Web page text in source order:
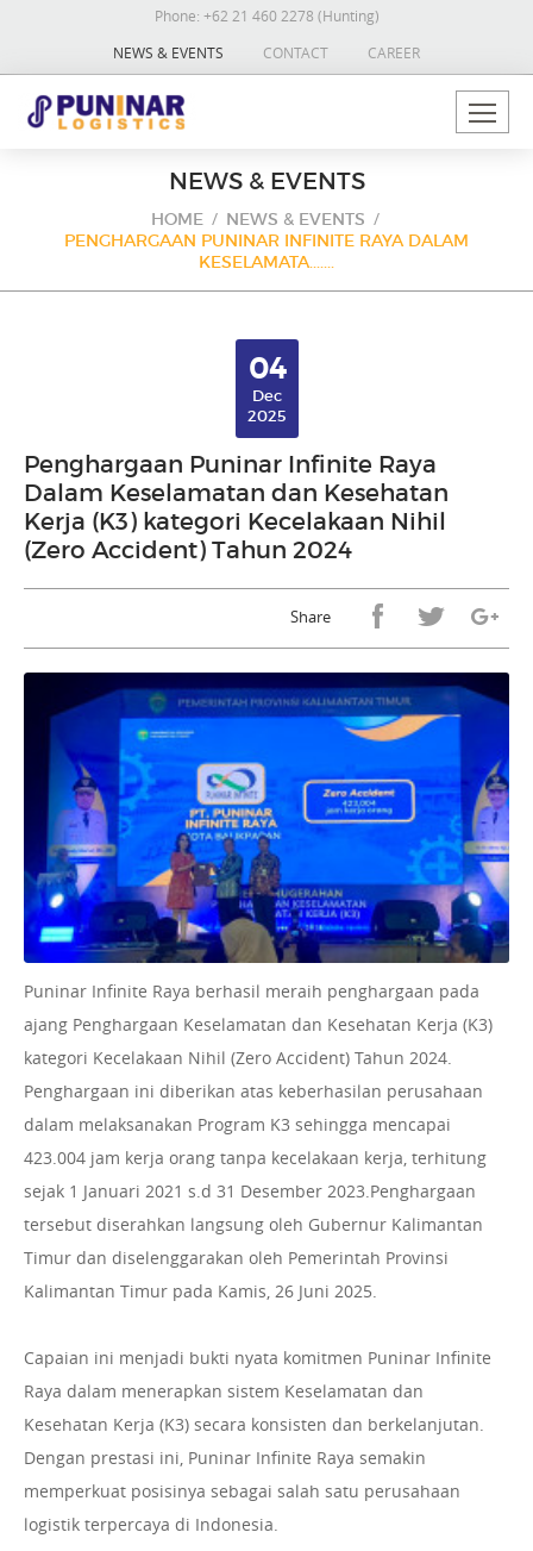
Phone: +62 21 460 2278 (Hunting)
NEWS & EVENTS
CONTACT CAREER
NEWS & EVENTS
HOME
NEWS & EVENTS
PENGHARGAAN PUNINAR INFINITE RAYA DALAM
KESELAMATA.......
04
Dec
2025
Penghargaan Puninar Infinite Raya
Dalam Keselamatan dan Kesehatan
Kerja (K3) kategori Kecelakaan Nihil
(Zero Accident) Tahun 2024
Share
Puninar Infinite Raya berhasil meraih penghargaan pada
ajang Penghargaan Keselamatan dan Kesehatan Kerja (K3)
kategori Kecelakaan Nihil (Zero Accident) Tahun 2024.
Penghargaan ini diberikan atas keberhasilan perusahaan
dalam melaksanakan Program K3 sehingga mencapai
423.004 jam kerja orang tanpa kecelakaan kerja, terhitung
sejak 1 Januari 2021 s.d 31 Desember 2023.Penghargaan
tersebut diserahkan langsung oleh Gubernur Kalimantan
Timur dan diselenggarakan oleh Pemerintah Provinsi
Kalimantan Timur pada Kamis, 26 Juni 2025.
Capaian ini menjadi bukti nyata komitmen Puninar Infinite
Raya dalam menerapkan sistem Keselamatan dan
Kesehatan Kerja (K3) secara konsisten dan berkelanjutan.
Dengan prestasi ini, Puninar Infinite Raya semakin
memperkuat posisinya sebagai salah satu perusahaan
logistik terpercaya di Indonesia.